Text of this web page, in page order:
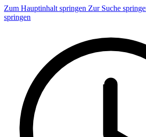
Zum Hauptinhalt springen Zur Suche
springen